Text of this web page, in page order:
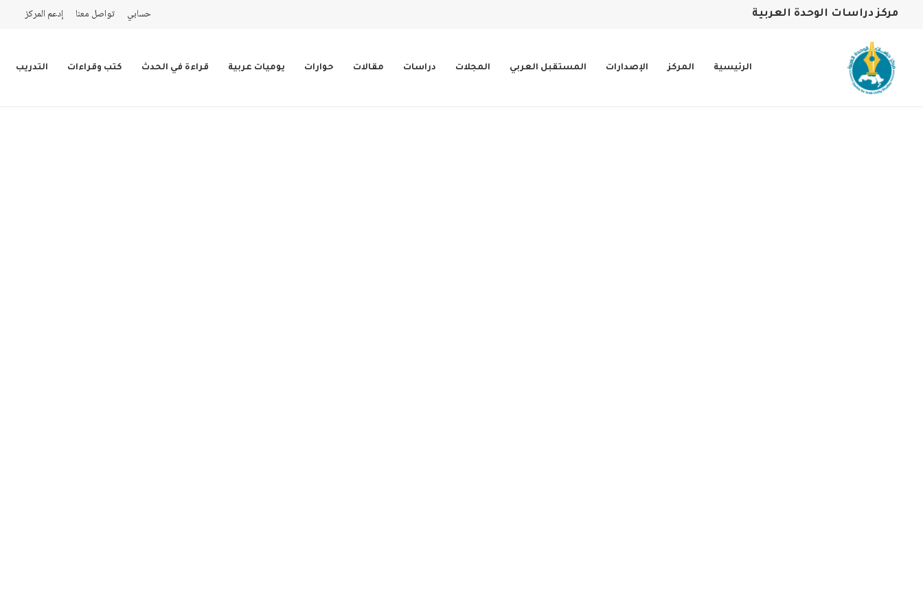
مركز دراسات الوحدة العربية حسابي تواصل معنا إدعم المركز
الرئيسية المركز الإصدارات المستقبل العربي المجلات دراسات مقالات حوارات يوميات عربية قراءة في الحدث كتب وقراءات التدريب